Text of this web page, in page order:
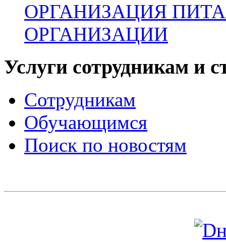
ОРГАНИЗАЦИЯ
ОРГАНИЗАЦИИ
Услуги сотрудникам и
Сотрудникам
Обучающимся
Поиск по новостям